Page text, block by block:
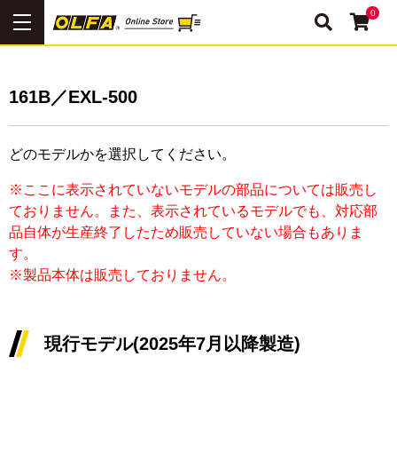
0
161B／EXL-500
どのモデルかを選択してください。
※ここに表示されていないモデルの部品については販売し
ておりません。また、表示されているモデルでも、対応部
品自体が生産終了したため販売していない場合もありま
す。
※製品本体は販売しておりません。
現行モデル(2025年7月以降製造)